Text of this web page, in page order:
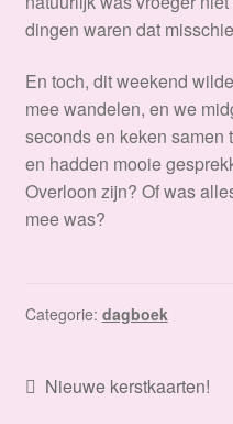
dingen waren dat
En toch, dit weekend
mee wandelen, en we
seconds en keken samen
en hadden mooie
Overloon zijn? Of was
mee was?
Categorie: dagboek
Bericht
Vorig
Nieuwe kerstkaarten!